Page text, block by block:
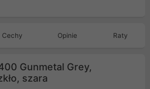
Cechy Opinie Raty
Gunmetal Grey,
szara